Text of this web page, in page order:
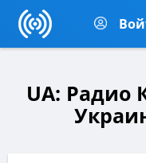
UA: Радио